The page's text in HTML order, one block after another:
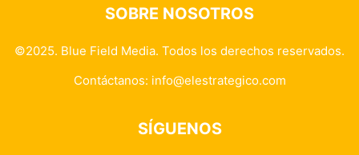
SOBRE NOSOTROS
©2025. Blue Field Media. Todos los derechos reservados.
Contáctanos: info@elestrategico.com
SÍGUENOS